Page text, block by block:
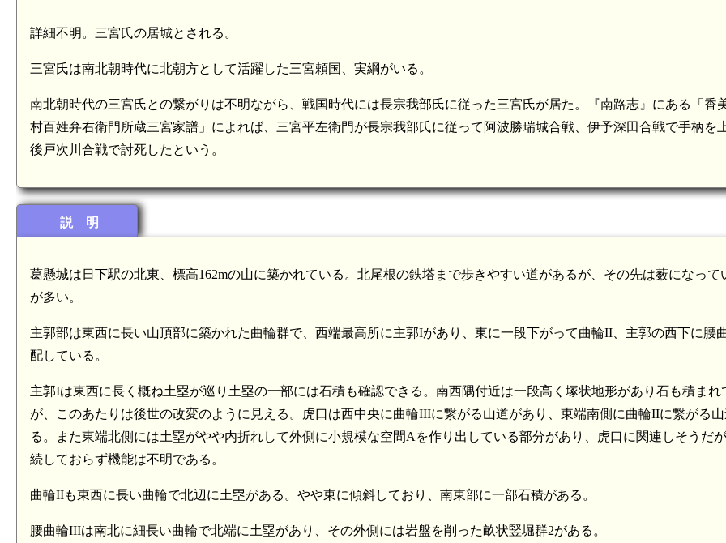
詳細不明。三宮氏の居城とされる。
三宮氏は南北朝時代に北朝方として活躍した三宮頼国、実綱がいる。
南北朝時代の三宮氏との繋がりは不明ながら、戦国時代には長宗我部氏に従った三宮氏が居た。『南路志』にある「香
村百姓弁右衛門所蔵三宮家譜」によれば、三宮平左衛門が長宗我部氏に従って阿波勝瑞城合戦、伊予深田合戦で手柄を
後戸次川合戦で討死したという。
説 明
葛懸城は日下駅の北東、標高162mの山に築かれている。北尾根の鉄塔まで歩きやすい道があるが、その先は薮になって
が多い。
主郭部は東西に長い山頂部に築かれた曲輪群で、西端最高所に主郭Iがあり、東に一段下がって曲輪II、主郭の西下に腰
配している。
主郭Iは東西に長く概ね土塁が巡り土塁の一部には石積も確認できる。南西隅付近は一段高く塚状地形があり石も積まれ
が、このあたりは後世の改変のように見える。虎口は西中央に曲輪IIIに繋がる山道があり、東端南側に曲輪IIに繋がる
る。また東端北側には土塁がやや内折れして外側に小規模な空間Aを作り出している部分があり、虎口に関連しそうだ
続しておらず機能は不明である。
曲輪IIも東西に長い曲輪で北辺に土塁がある。やや東に傾斜しており、南東部に一部石積がある。
腰曲輪IIIは南北に細長い曲輪で北端に土塁があり、その外側には岩盤を削った畝状竪堀群2がある。